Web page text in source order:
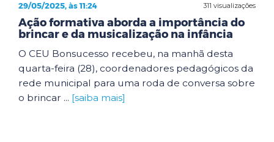
311 visualizações
29/05/2025, às 11:24
Ação formativa aborda a importância do
brincar e da musicalização na infância
O CEU Bonsucesso recebeu, na manhã desta
quarta-feira (28), coordenadores pedagógicos da
rede municipal para uma roda de conversa sobre
o brincar ... [saiba mais]